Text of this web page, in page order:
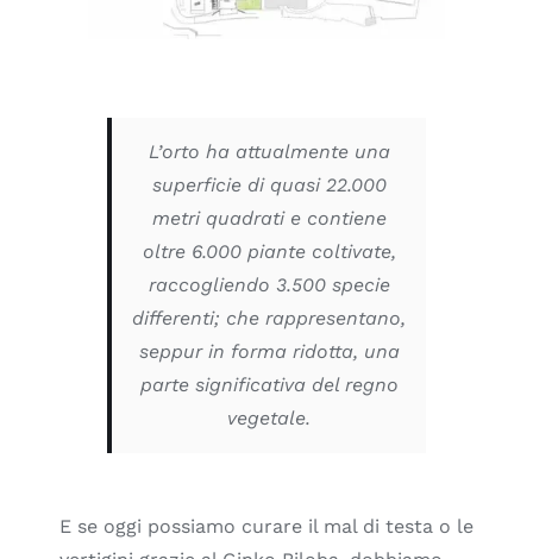
L’orto ha attualmente una
superficie di quasi 22.000
metri quadrati e contiene
oltre 6.000 piante coltivate,
raccogliendo 3.500 specie
differenti; che rappresentano,
seppur in forma ridotta, una
parte significativa del regno
vegetale.
E se oggi possiamo curare il mal di testa o le